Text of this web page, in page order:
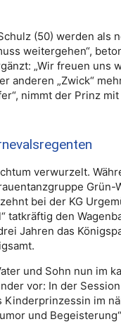
(50) werden als
weitergehen“,
„Wir freuen uns
anderen „Zwick“
nimmt der Prinz
verwurzelt.
bei der KG
tatkräftig den
Jahren das
und Sohn nun im
vor: In der
im
und